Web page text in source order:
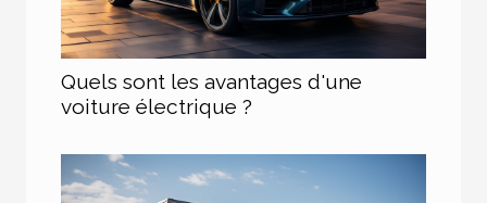
Quels sont les avantages d'une
voiture électrique ?